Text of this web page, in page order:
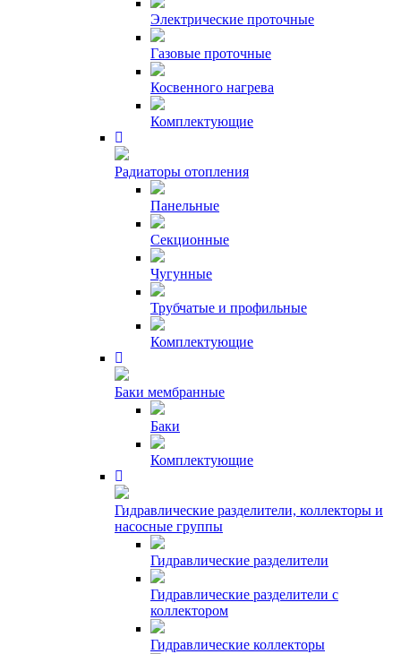
Электрические проточные
Газовые проточные
Косвенного нагрева
Комплектующие
Радиаторы отопления
Панельные
Секционные
Чугунные
Трубчатые и профильные
Комплектующие
Баки мембранные
Баки
Комплектующие
Гидравлические разделители, коллекторы и
насосные группы
Гидравлические разделители
Гидравлические разделители с
коллектором
Гидравлические коллекторы